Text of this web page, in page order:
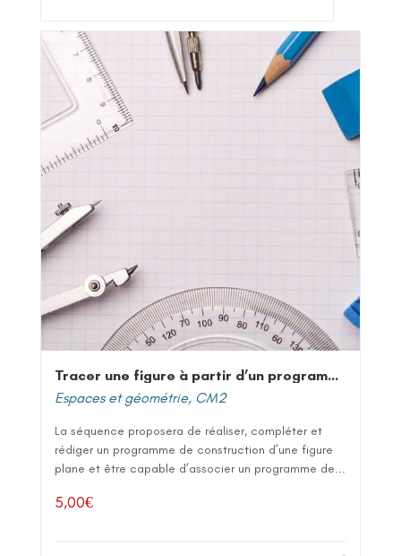
Tracer une figure à partir d’un programme de construction
Espaces et géométrie, CM2
La séquence proposera de réaliser, compléter et
rédiger un programme de construction d’une figure
plane et être capable d’associer un programme de...
5,00€